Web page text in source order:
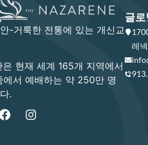
-거룩한 전통에 있는 개신교
현재 세계 165개 지역에서
서 예배하는 약 250만 명
.
글로
레